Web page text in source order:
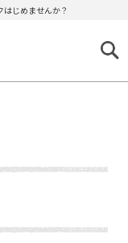
じめませんか？